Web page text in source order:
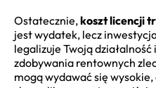
Ostatecznie,koszt licencji
jest wydatek, lecz
legalizuje Twoją
zdobywania rentownych
mogą wydawać się